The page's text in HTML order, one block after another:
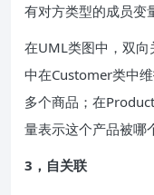
有对方类型的成员变
在UML类图中，双
中在Customer类中
多个商品；在
量表示这个产品被哪
3，自关联